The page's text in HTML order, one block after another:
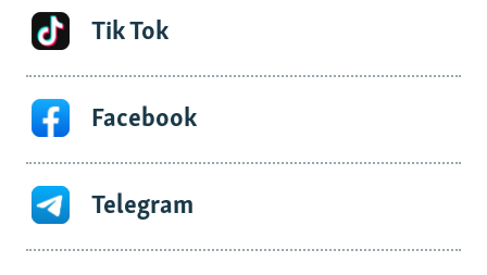
Tik Tok
Facebook
Telegram